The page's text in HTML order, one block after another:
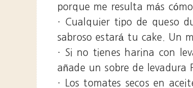
porque me resulta más
· Cualquier tipo de queso
sabroso estará tu cake. Un
· Si no tienes harina con
añade un sobre de levadura
· Los tomates secos en